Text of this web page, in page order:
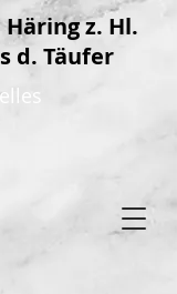
z. Hl.
d. Täufer